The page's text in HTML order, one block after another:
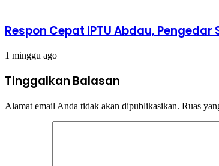
Respon Cepat IPTU Abdau,
1 minggu ago
Tinggalkan Balasan
Alamat email Anda tidak akan dipublikasikan. Ruas